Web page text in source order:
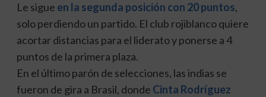
Le sigue en la segunda posición con 20 puntos,
solo perdiendo un partido. El club rojiblanco quiere
acortar distancias para el liderato y ponerse a 4
puntos de la primera plaza.
En el último parón de selecciones, las indias se
fueron de gira a Brasil, donde Cinta Rodríguez